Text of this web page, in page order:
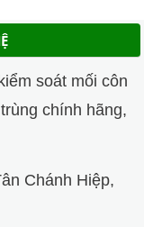
soát mối côn
chính hãng,
Chánh Hiệp,